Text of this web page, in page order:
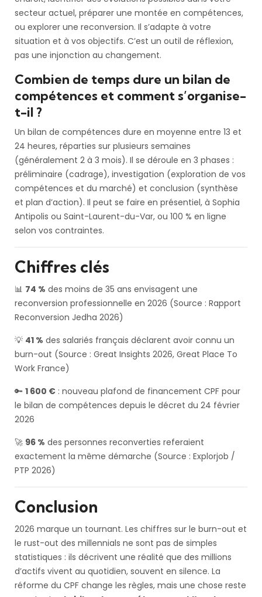
secteur actuel, préparer une montée en compétences,
ou explorer une reconversion. Il s’adapte à votre
situation et à vos objectifs. C’est un outil de réflexion,
pas une injonction au changement.
Combien de temps dure un bilan de
compétences et comment s’organise-
t-il ?
Un bilan de compétences dure en moyenne entre 13 et
24 heures, réparties sur plusieurs semaines
(généralement 2 à 3 mois). Il se déroule en 3 phases :
préliminaire (cadrage), investigation (exploration de vos
compétences et du marché) et conclusion (synthèse
et plan d’action). Il peut se faire en présentiel, à Sophia
Antipolis ou Saint-Laurent-du-Var, ou 100 % en ligne
selon vos contraintes.
Chiffres clés
📊 74 % des moins de 35 ans envisagent une
reconversion professionnelle en 2026 (Source : Rapport
Reconversion Jedha 2026)
💡 41 % des salariés français déclarent avoir connu un
burn-out (Source : Great Insights 2026, Great Place To
Work France)
🔑 1 600 € : nouveau plafond de financement CPF pour
le bilan de compétences depuis le décret du 24 février
2026
🚀 96 % des personnes reconverties referaient
exactement la même démarche (Source : Explorjob /
PTP 2026)
Conclusion
2026 marque un tournant. Les chiffres sur le burn-out et
le rust-out des millennials ne sont pas de simples
statistiques : ils décrivent une réalité que des millions
d’actifs vivent au quotidien, souvent en silence. La
réforme du CPF change les règles, mais une chose reste